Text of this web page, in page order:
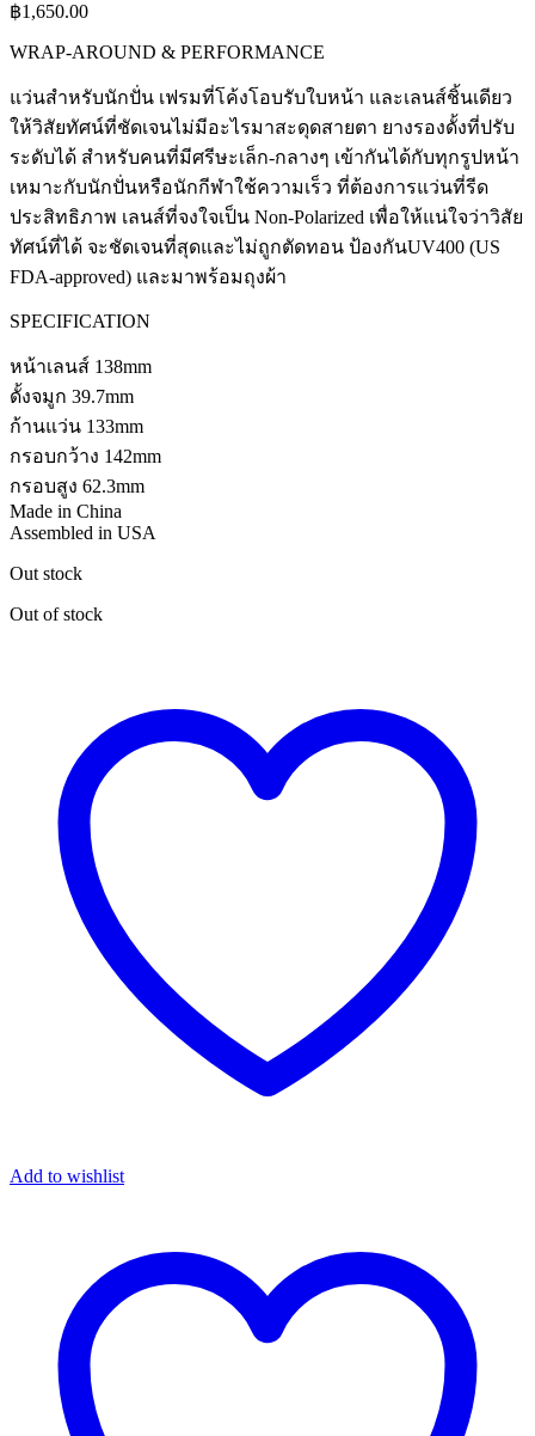
฿1,650.00
WRAP-AROUND & PERFORMANCE
แว่นสำหรับนักปั่น เฟรมที่โค้งโอบรับใบหน้า และเลนส์ชิ้นเดียว
ให้วิสัยทัศน์ที่ชัดเจนไม่มีอะไรมาสะดุดสายตา ยางรองดั้งที่ปรับ
ระดับได้ สำหรับคนที่มีศรีษะเล็ก-กลางๆ เข้ากันได้กับทุกรูปหน้า
เหมาะกับนักปั่นหรือนักกีฬาใช้ความเร็ว ที่ต้องการแว่นที่รีด
ประสิทธิภาพ เลนส์ที่จงใจเป็น Non-Polarized เพื่อให้แน่ใจว่าวิสัย
ทัศน์ที่ได้ จะชัดเจนที่สุดและไม่ถูกตัดทอน ป้องกันUV400 (US
FDA-approved) และมาพร้อมถุงผ้า
SPECIFICATION
หน้าเลนส์ 138mm
ดั้งจมูก 39.7mm
ก้านแว่น 133mm
กรอบกว้าง 142mm
กรอบสูง 62.3mm
Made in China
Assembled in USA
Out stock
Out of stock
Add to wishlist